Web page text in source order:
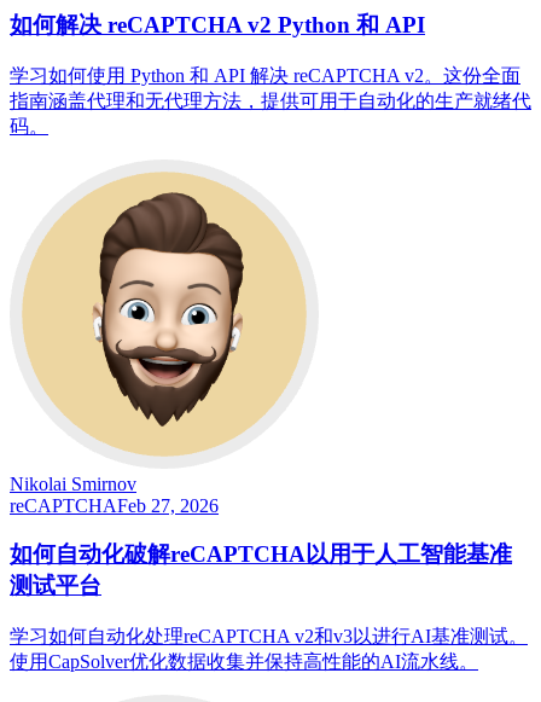
如何解决 reCAPTCHA v2 Python 和 API
学习如何使用 Python 和 API 解决 reCAPTCHA v2。这份全面
指南涵盖代理和无代理方法，提供可用于自动化的生产就绪代
码。
Nikolai Smirnov
reCAPTCHAFeb 27, 2026
如何自动化破解reCAPTCHA以用于人工智能基准
测试平台
学习如何自动化处理reCAPTCHA v2和v3以进行AI基准测试。
使用CapSolver优化数据收集并保持高性能的AI流水线。